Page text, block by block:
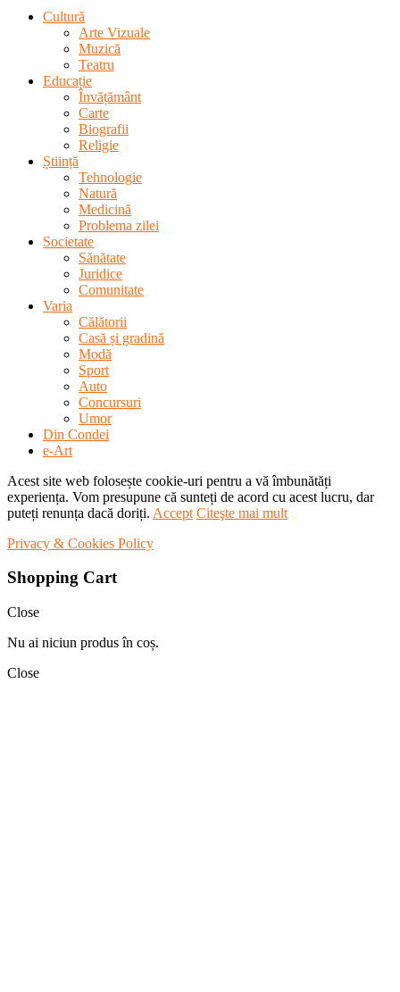
Cultură
Arte Vizuale
Muzică
Teatru
Educație
Învățământ
Carte
Biografii
Religie
Știință
Tehnologie
Natură
Medicină
Problema zilei
Societate
Sănătate
Juridice
Comunitate
Varia
Călătorii
Casă și gradină
Modă
Sport
Auto
Concursuri
Umor
Din Condei
e-Art
Acest site web folosește cookie-uri pentru a vă îmbunătăți
experiența. Vom presupune că sunteți de acord cu acest lucru, dar
puteți renunța dacă doriți. Accept Citeşte mai mult
Privacy & Cookies Policy
Shopping Cart
Close
Nu ai niciun produs în coș.
Close